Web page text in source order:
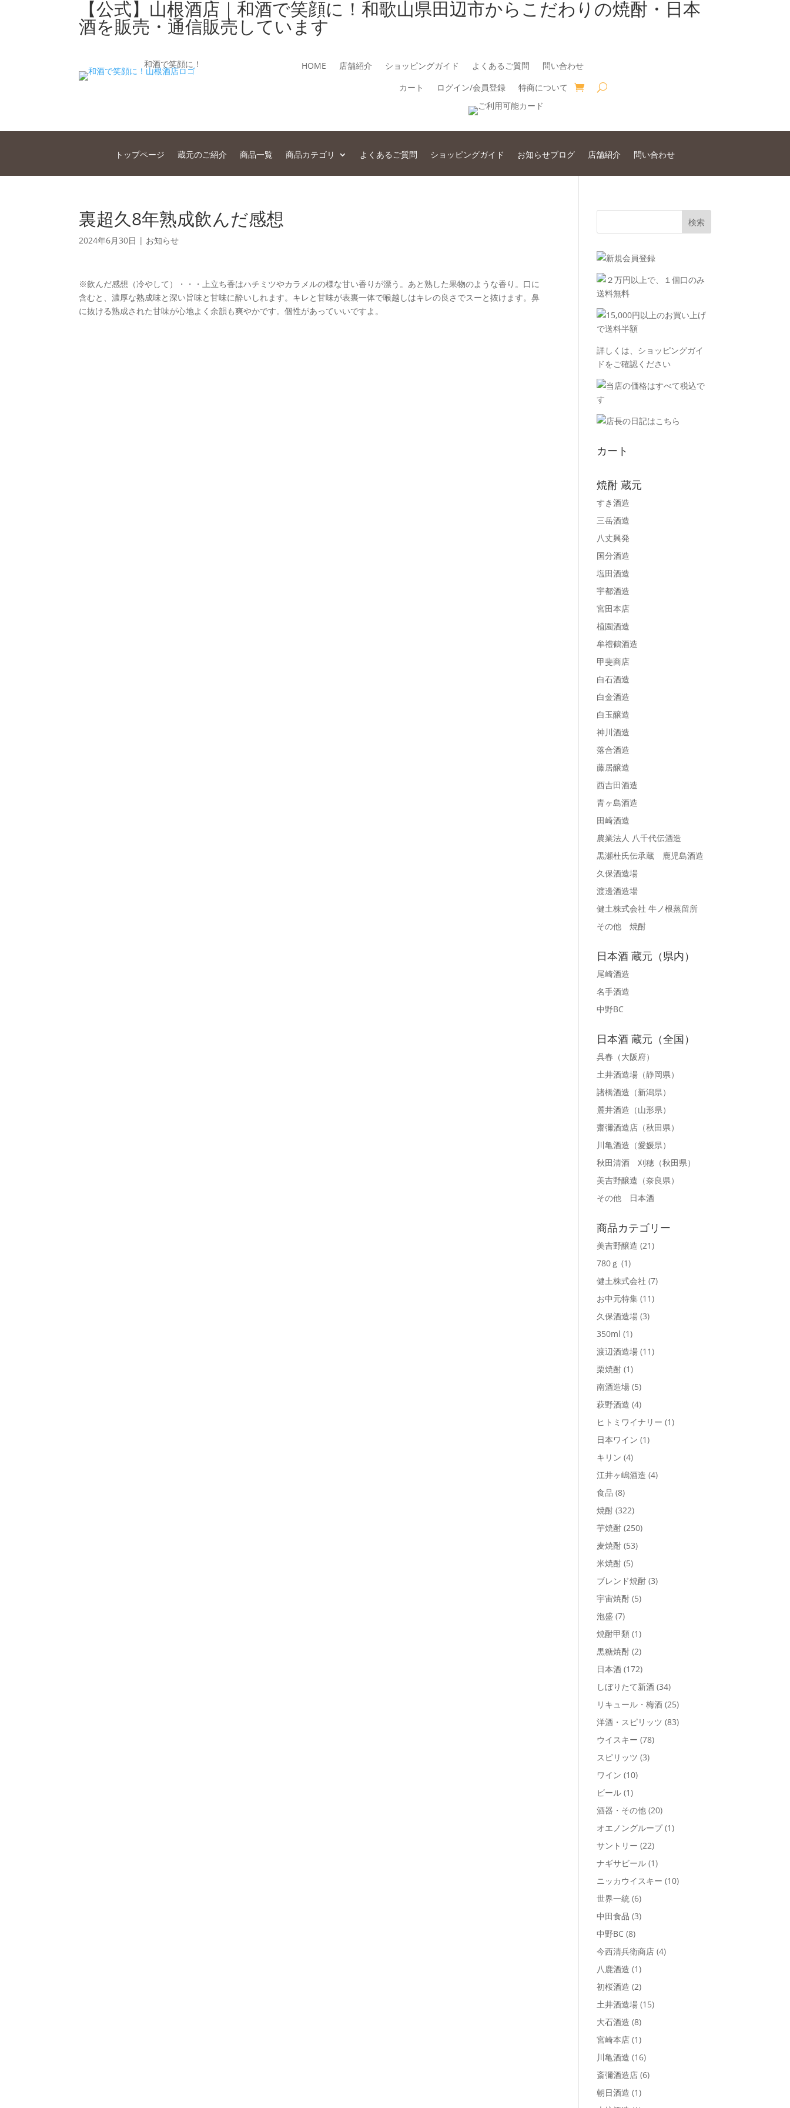
【公式】山根酒店｜和酒で笑顔に！和歌山県田辺市からこだわりの焼酎・日本
酒を販売・通信販売しています
和酒で笑顔に！ HOME 店舗紹介 ショッピングガイド よくあるご質問
問い合わせ
カート
ログイン/会員登録 特商について
トップページ 蔵元のご紹介 商品一覧 商品カテゴリ よくあるご質問 ショッピングガイド お知らせブログ 店舗紹介 問い合わせ
裏超久8年熟成飲んだ感想
2024年6月30日 | お知らせ
※飲んだ感想（冷やして）・・・上立ち香はハチミツやカラメルの様な甘い香りが漂う。あと熟した果物のような香り。口に
含むと、濃厚な熟成味と深い旨味と甘味に酔いしれます。キレと甘味が表裏一体で喉越しはキレの良さでスーと抜けます。鼻
に抜ける熟成された甘味が心地よく余韻も爽やかです。個性があっていいですよ。
詳しくは、 ショッピングガイ
ドをご確認ください
カート
焼酎 蔵元
すき酒造
三岳酒造
八丈興発
国分酒造
塩田酒造
宇都酒造
宮田本店
植園酒造
牟禮鶴酒造
甲斐商店
白石酒造
白金酒造
白玉醸造
神川酒造
落合酒造
藤居醸造
西吉田酒造
青ヶ島酒造
田崎酒造
農業法人 八千代伝酒造
黒瀬杜氏伝承蔵 鹿児島酒造
久保酒造場
渡邊酒造場
健土株式会社 牛ノ根蒸留所
その他 焼酎
日本酒 蔵元（県内）
尾崎酒造
名手酒造
中野BC
日本酒 蔵元（全国）
呉春 （大阪府）
土井酒造場 （静岡県）
諸橋酒造 （新潟県）
麓井酒造 （山形県）
齋彌酒造店 （秋田県）
川亀酒造 （愛媛県）
秋田清酒 刈穂 （秋田県）
美吉野醸造 （奈良県）
その他 日本酒
商品カテゴリー
美吉野醸造 (21)
780ｇ (1)
健土株式会社 (7)
お中元特集 (11)
久保酒造場 (3)
350ml (1)
渡辺酒造場 (11)
栗焼酎 (1)
南酒造場 (5)
萩野酒造 (4)
ヒトミワイナリー (1)
日本ワイン (1)
キリン (4)
江井ヶ嶋酒造 (4)
食品 (8)
焼酎 (322)
芋焼酎 (250)
麦焼酎 (53)
米焼酎 (5)
ブレンド焼酎 (3)
宇宙焼酎 (5)
泡盛 (7)
焼酎甲類 (1)
黒糖焼酎 (2)
日本酒 (172)
しぼりたて新酒 (34)
リキュール・梅酒 (25)
洋酒・スピリッツ (83)
ウイスキー (78)
スピリッツ (3)
ワイン (10)
ビール (1)
酒器・その他 (20)
オエノングループ (1)
サントリー (22)
ナギサビール (1)
ニッカウイスキー (10)
世界一統 (6)
中田食品 (3)
中野BC (8)
今西清兵衛商店 (4)
八鹿酒造 (1)
初桜酒造 (2)
土井酒造場 (15)
大石酒造 (8)
宮崎本店 (1)
川亀酒造 (16)
斎彌酒造店 (6)
朝日酒造 (1)